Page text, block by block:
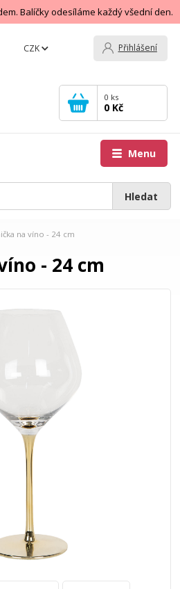
Balíčky odesíláme každý všední den.
Menu
CZK Přihlášení
Hledat
0 ks
0 Kč
na víno - 24 cm
- 24 cm